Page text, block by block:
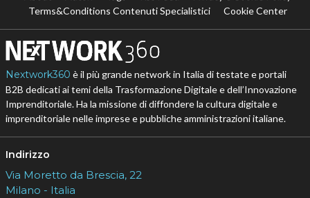
Terms&Conditions Contenuti Specialistici
Cookie Center
Nextwork360 è il più grande network in Italia di testate e portali
B2B dedicati ai temi della Trasformazione Digitale e dell’Innovazione
Imprenditoriale. Ha la missione di diffondere la cultura digitale e
imprenditoriale nelle imprese e pubbliche amministrazioni italiane.
Indirizzo
Via Moretto da Brescia, 22
Milano - Italia